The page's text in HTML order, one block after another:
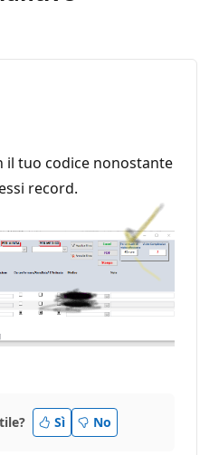
il tuo codice nonostante
record.
Sì No